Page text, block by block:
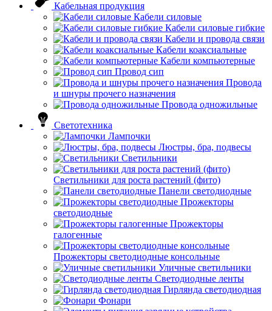
Кабельная продукция
Кабели силовые
Кабели силовые гибкие
Кабели и провода связи
Кабели коаксиальные
Кабели компьютерные
Провод сип
Провода
и шнуры прочего назначения
Провода одножильные
Светотехника
Лампочки
Люстры, бра, подвесы
Светильники
Светильники для роста растений (фито)
Панели светодиодные
Прожекторы
светодиодные
Прожекторы
галогенные
Прожекторы светодиодные консольные
Уличные светильники
Светодиодные ленты
Гирлянда светодиодная
Фонари